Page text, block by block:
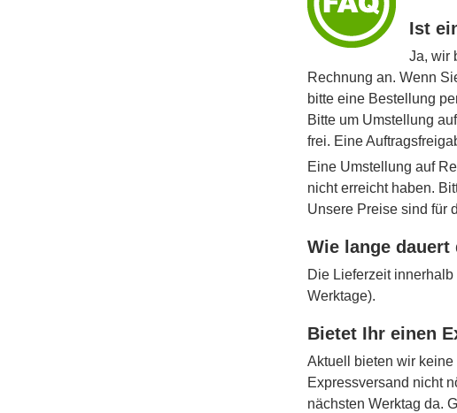
Ist
Ja, wir
Rechnung an. Wenn
bitte eine Bestellung
Bitte um Umstellung
frei. Eine
Eine Umstellung auf
nicht erreicht haben.
Unsere Preise sind für
Wie lange
Die Lieferzeit
Werktage).
Bietet Ihr einen
Aktuell bieten wir
Expressversand nicht
nächsten Werktag da.